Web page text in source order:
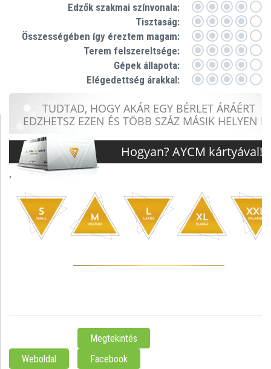
Edzők szakmai színvonala:
Tisztaság:
Összességében így éreztem magam:
Terem felszereltsége:
Gépek állapota:
Elégedettség árakkal:
Megtekintés
Weboldal
Facebook